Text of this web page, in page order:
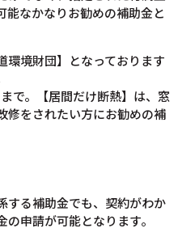
能なかなりお勧めの補助金と
環境財団】となっております
で。【居間だけ断熱】は、窓
修をされたい方にお勧めの補
する補助金でも、契約がわか
申請が可能となります。